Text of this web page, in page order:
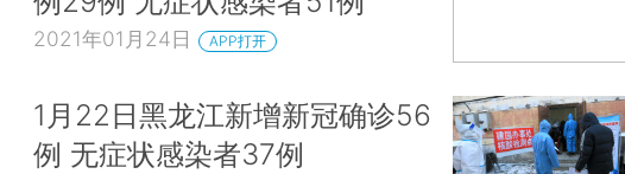
2021年01月24日 APP打开
1月22日黑龙江新增新冠确诊56
例 无症状感染者37例